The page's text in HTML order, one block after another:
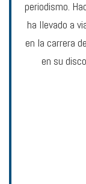
periodismo.
ha llevado a
en la carrera
en su